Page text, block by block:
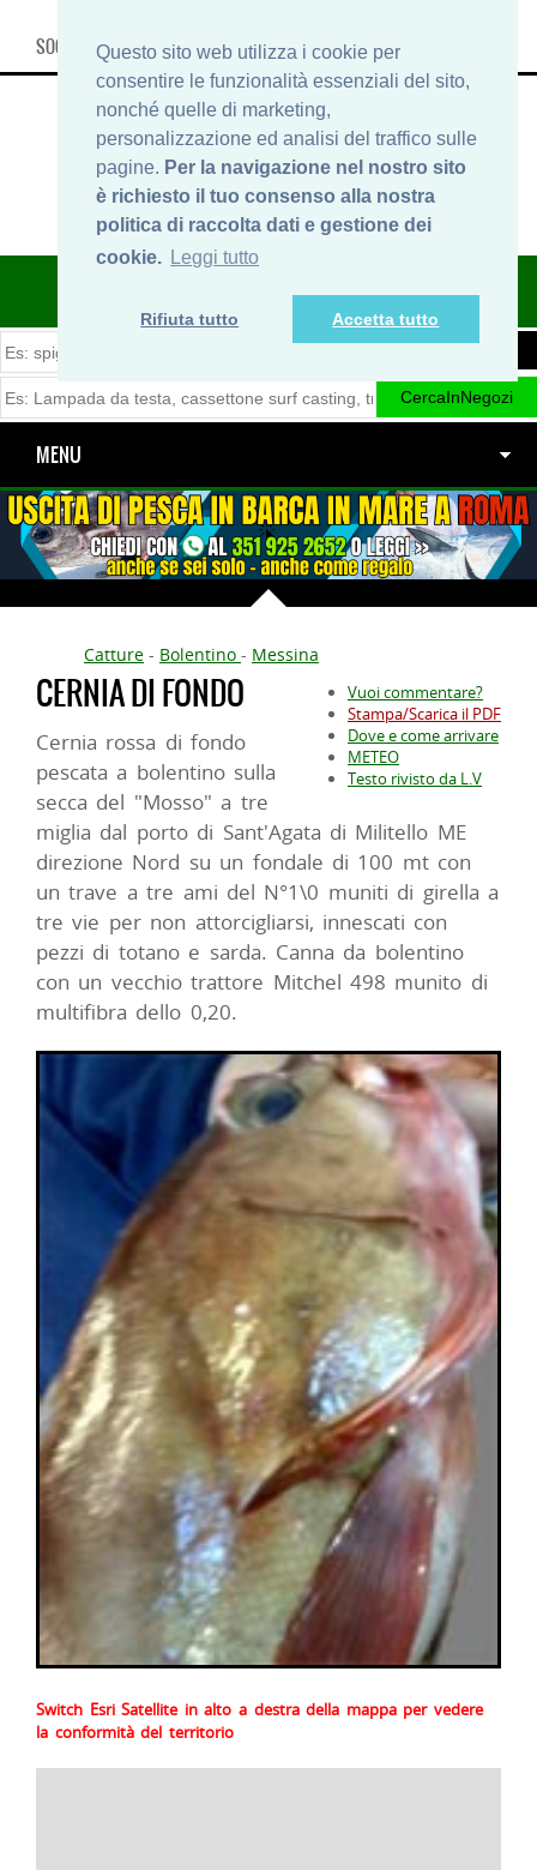
Questo sito web utilizza i cookie per
consentire le funzionalità essenziali del sito,
nonché quelle di marketing,
personalizzazione ed analisi del traffico sulle
pagine. Per la navigazione nel nostro sito
è richiesto il tuo consenso alla nostra
politica di raccolta dati e gestione dei
cookie. Leggi tutto
Rifiuta tutto Accetta tutto
SOCIAL, INFO & SHOP
ITINERARIDIPESCA.IT
MENU
Catture - Bolentino - Messina
Vuoi commentare?
Stampa/Scarica il PDF
Dove e come arrivare
METEO
Testo rivisto da L.V
CERNIA DI FONDO
Cernia rossa di fondo
pescata a bolentino sulla
secca del "Mosso" a tre
miglia dal porto di Sant'Agata di Militello ME
direzione Nord su un fondale di 100 mt con
un trave a tre ami del N°1\0 muniti di girella a
tre vie per non attorcigliarsi, innescati con
pezzi di totano e sarda. Canna da bolentino
con un vecchio trattore Mitchel 498 munito di
multifibra dello 0,20.
Switch Esri Satellite in alto a destra della mappa per vedere
la conformità del territorio